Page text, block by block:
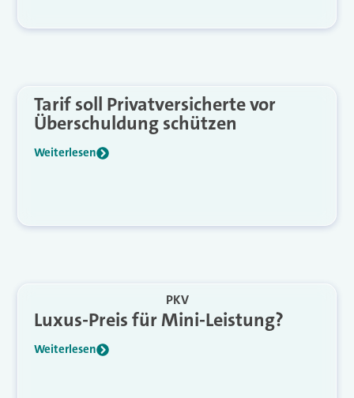
Tarif soll Privatversicherte vor
Überschuldung schützen
Weiterlesen
PKV
Luxus-Preis für Mini-Leistung?
Weiterlesen